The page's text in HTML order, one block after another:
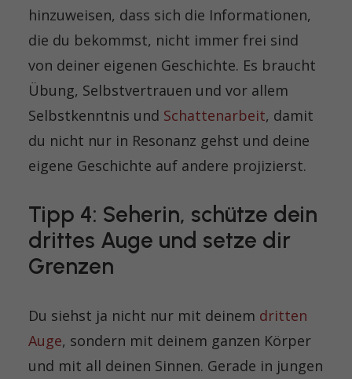
hinzuweisen, dass sich die Informationen,
die du bekommst, nicht immer frei sind
von deiner eigenen Geschichte. Es braucht
Übung, Selbstvertrauen und vor allem
Selbstkenntnis und Schattenarbeit, damit
du nicht nur in Resonanz gehst und deine
eigene Geschichte auf andere projizierst.
Tipp 4: Seherin, schütze dein
drittes Auge und setze dir
Grenzen
Du siehst ja nicht nur mit deinem dritten
Auge, sondern mit deinem ganzen Körper
und mit all deinen Sinnen. Gerade in jungen